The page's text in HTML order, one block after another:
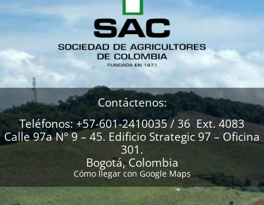
Contáctenos:
Teléfonos: +57-601-2410035 / 36 Ext. 4083
Calle 97a N° 9 – 45. Edificio Strategic 97 – Oficina
301.
Bogotá, Colombia
Cómo llegar con Google Maps